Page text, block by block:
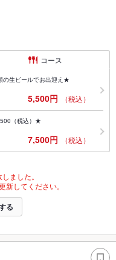
コース
生ビールでお出迎え★
5,500円 （税込）
（税込）★
7,500円 （税込）
ました。
してください。
る